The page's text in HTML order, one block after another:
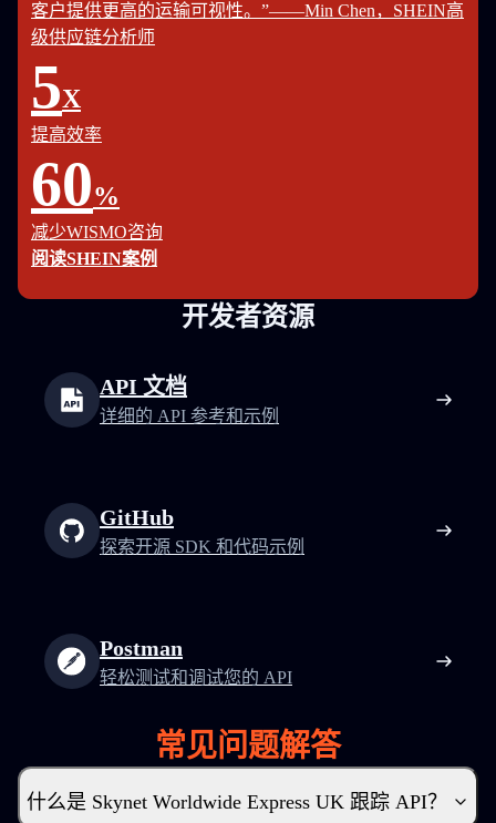
客户提供更高的运输可视性。”——Min Chen，SHEIN高
级供应链分析师
5X
提高效率
60%
减少WISMO咨询
阅读SHEIN案例
开发者资源
API 文档
详细的 API 参考和示例
GitHub
探索开源 SDK 和代码示例
Postman
轻松测试和调试您的 API
常见问题解答
什么是 Skynet Worldwide Express UK 跟踪 API？